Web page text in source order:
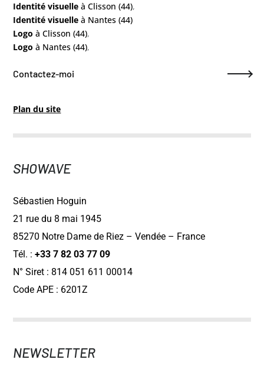
Identité visuelle à Clisson (44),
Identité visuelle à Nantes (44)
Logo à Clisson (44),
Logo à Nantes (44),
Contactez-moi
Plan du site
SHOWAVE
Sébastien Hoguin
21 rue du 8 mai 1945
85270 Notre Dame de Riez – Vendée – France
Tél. :+33 7 82 03 77 09
N° Siret : 814 051 611 00014
Code APE : 6201Z
NEWSLETTER